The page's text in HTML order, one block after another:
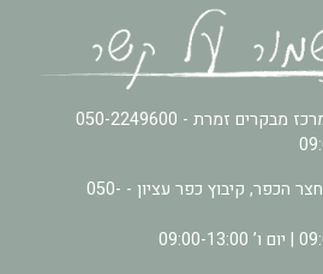
מבקרים זמרת - 050-2249600
הכפר, קיבוץ כפר עציון - 050-